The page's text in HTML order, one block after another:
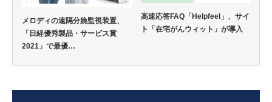
メロディの遠隔分娩監視装置、
「日経優秀製品・サービス賞
2021」で最優…
高速応答FAQ「Helpfeel」、サイ
ト「在宅がんウィット」が導入